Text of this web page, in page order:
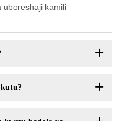
uboreshaji kamili